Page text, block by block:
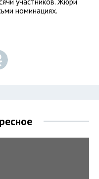
номинациях.